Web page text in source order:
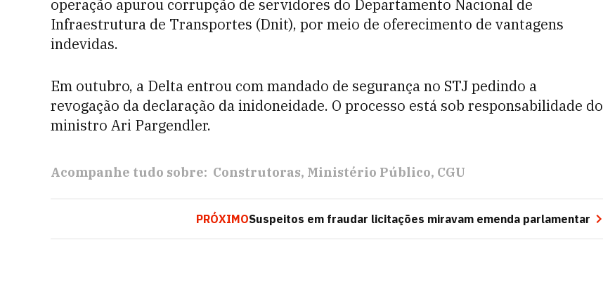
operação apurou corrupção de servidores do Departamento Nacional de
Infraestrutura de Transportes (Dnit), por meio de oferecimento de vantagens
indevidas.
Em outubro, a Delta entrou com mandado de segurança no STJ pedindo a
revogação da declaração da inidoneidade. O processo está sob responsabilidade do
ministro Ari Pargendler.
Acompanhe tudo sobre: Construtoras Ministério Público CGU
PRÓXIMOSuspeitos em fraudar licitações miravam emenda parlamentar